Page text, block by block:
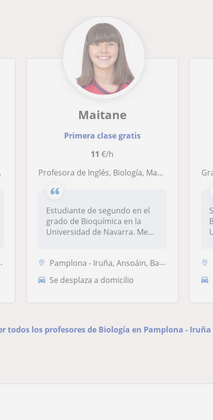
Maitane
Primera clase gratis
11 €/h
Profesora de Inglés, Biología, Matemáticas, Química y Euskera, dispuesta a dar clases desde primero de primaria hasta bachillerato
Estudiante de segundo en el
grado de Bioquímica en la
Universidad de Navarra. Me
Pamplona - Iruña, Ansoáin, Barañain, Berriozar
Se desplaza a domicilio
todos los profesores de Biología en Pamplona - Iruña